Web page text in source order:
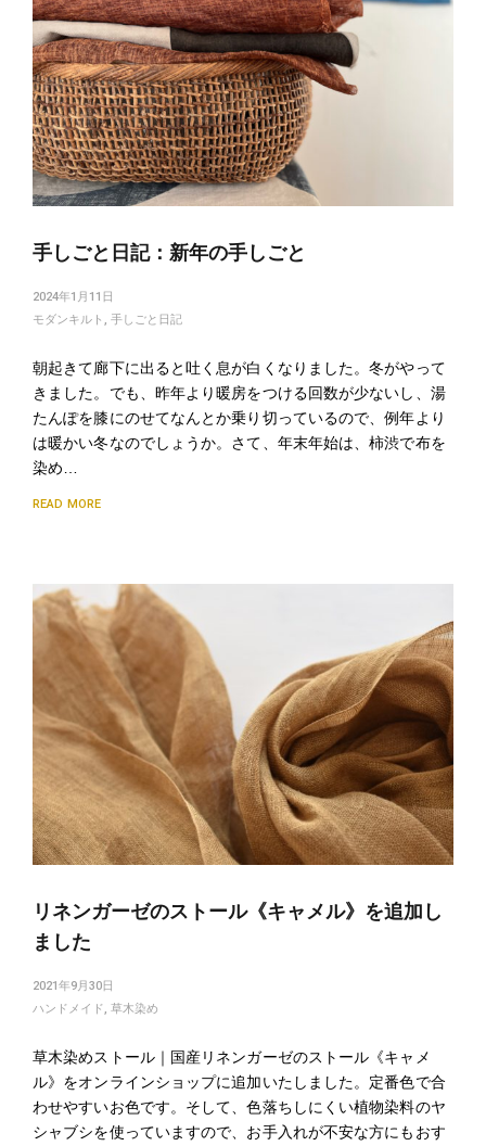
手しごと日記：新年の手しごと
2024年1月11日
モダンキルト , 手しごと日記
朝起きて廊下に出ると吐く息が白くなりました。冬がやって
きました。でも、昨年より暖房をつける回数が少ないし、湯
たんぽを膝にのせてなんとか乗り切っているので、例年より
は暖かい冬なのでしょうか。さて、年末年始は、柿渋で布を
染め…
READ MORE
リネンガーゼのストール《キャメル》を追加し
ました
2021年9月30日
ハンドメイド, 草木染め
草木染めストール｜国産リネンガーゼのストール《キャメ
ル》をオンラインショップに追加いたしました。定番色で合
わせやすいお色です。そして、色落ちしにくい植物染料のヤ
シャブシを使っていますので、お手入れが不安な方にもおす